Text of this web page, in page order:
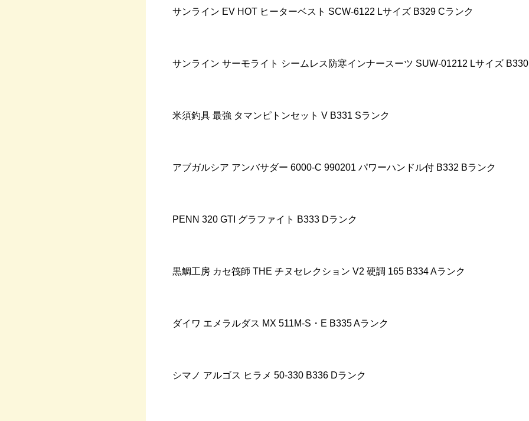
サンライン EV HOT ヒーターベスト SCW-6122 Lサイズ B329 Cランク
サンライン サーモライト シームレス防寒インナースーツ SUW-01212 Lサイズ
米須釣具 最強 タマンピトンセット V B331 Sランク
アブガルシア アンバサダー 6000-C 990201 パワーハンドル付 B332 Bランク
PENN 320 GTI グラファイト B333 Dランク
黒鯛工房 カセ筏師 THE チヌセレクション V2 硬調 165 B334 Aランク
ダイワ エメラルダス MX 511M-S ・ E B335 Aランク
シマノ アルゴス ヒラメ 50-330 B336 Dランク